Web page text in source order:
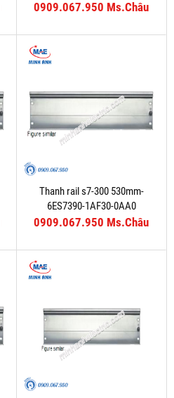
0909.067.950 Ms.Châu
Thanh rail s7-300 530mm-
6ES7390-1AF30-0AA0
0909.067.950 Ms.Châu